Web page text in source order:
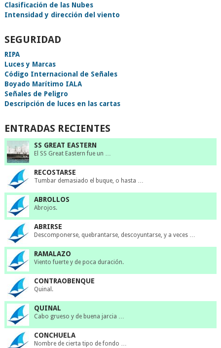
Clasificación de las Nubes
Intensidad y dirección del viento
SEGURIDAD
RIPA
Luces y Marcas
Código Internacional de Señales
Boyado Marítimo IALA
Señales de Peligro
Descripción de luces en las cartas
ENTRADAS RECIENTES
SS GREAT EASTERN
El SS Great Eastern fue un …
RECOSTARSE
Tumbar demasiado el buque, o hasta …
ABROLLOS
Abrojos.
ABRIRSE
Descomponerse, quebrantarse, descoyuntarse, y a veces …
RAMALAZO
Viento fuerte y de poca duración.
CONTRAOBENQUE
Quinal.
QUINAL
Cabo grueso y de buena jarcia …
CONCHUELA
Nombre de cierta tipo de fondo …